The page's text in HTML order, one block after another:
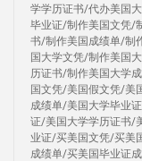
学学历证书/代办美国
毕业证/制作美国文凭/
书/制作美国成绩单/制
国大学文凭/制作美国
历证书/制作美国大学
国文凭/美国假文凭/美
成绩单/美国大学毕业
证/美国大学学历证书/
业证/买美国文凭/买美
成绩单/买美国毕业证